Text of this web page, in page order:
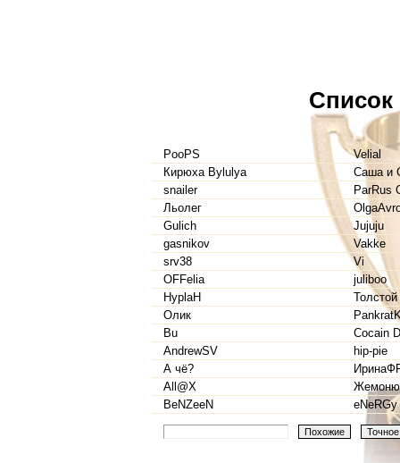
Список
PooPS
Velial
Кирюха Bylulya
Саша и
snailer
ParRus
Льолег
Gulich
Jujuju
gasnikov
Vakke
srv38
Vi
OFFelia
juliboo
HyplaH
Толстой
Олик
Bu
Cocain
AndrewSV
hip-pie
А чё?
All@X
BeNZeeN
eNeRGy